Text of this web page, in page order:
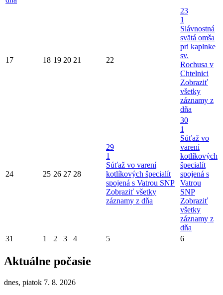
17 18 19 20 21 22
23
1
Slávnostná
svätá omša
pri kaplnke
sv.
Rochusa v
Chtelnici
Zobraziť
všetky
záznamy z
dňa
24 25 26 27 28
29
1
Súťaž vo varení
kotlíkových špecialít
spojená s Vatrou SNP
Zobraziť všetky
záznamy z dňa
30
1
Súťaž vo
varení
kotlíkových
špecialít
spojená s
Vatrou
SNP
Zobraziť
všetky
záznamy z
dňa
31
1 2 3 4 5 6
Aktuálne počasie
dnes, piatok 7. 8. 2026